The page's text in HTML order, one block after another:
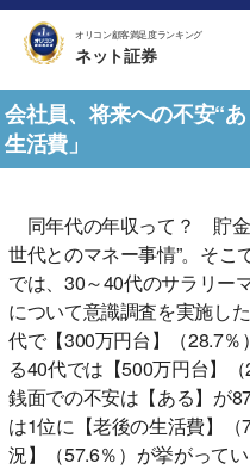
オリコン顧客満足度ランキング
ネット証券
会社員、将来への不安“
生活費」
同年代の年収って？ 貯
世代とのマネー事情”。そこ
では、30～40代のサラリー
について意識調査を実施し
代で【300万円台】（28.7
る40代では【500万円台】
銭面での不安は【ある】が
は1位に【老後の生活費】
況】（57.6％）が挙がってい